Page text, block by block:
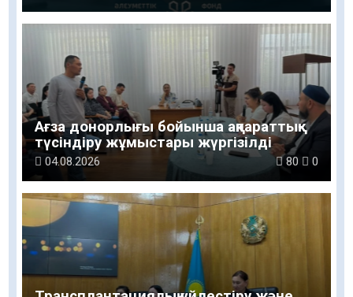
Ағза донорлығы бойынша ақпараттық-
түсіндіру жұмыстары жүргізілді
04.08.2026 80 0